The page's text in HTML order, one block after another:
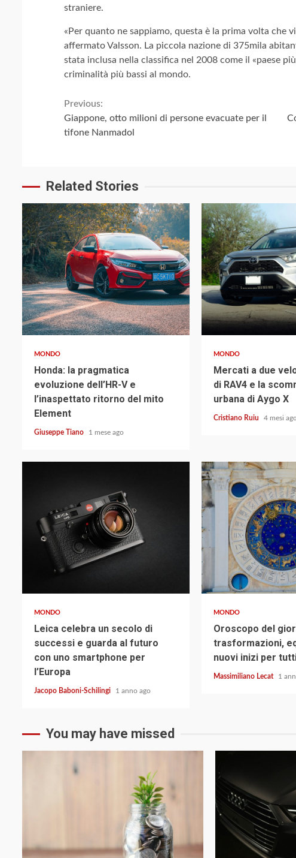
straniere.
«Per quanto ne sappiamo, questa è la prima volta che
affermato Valsson. La piccola nazione di 375mila
stata inclusa nella classifica nel 2008 come il «paese
criminalità più bassi al mondo.
Continue
Reading
Previous:
Giappone, otto milioni di persone evacuate per il
tifone Nanmadol
Related Stories
4 min read
MONDO
Honda: la pragmatica
evoluzione dell’HR-V e
l’inaspettato ritorno del mito
Element
Giuseppe Tiano 1 mese ago
4 min read
MONDO
Mercati a due
di RAV4 e la
urbana di Aygo X
Cristiano Ruiu 4 mesi
MONDO
Leica celebra un secolo di
successi e guarda al futuro
con uno smartphone per
l’Europa
Jacopo Baboni-Schilingi 1 anno ago
3 min read
MONDO
Oroscopo del
trasformazioni,
nuovi inizi per
Massimiliano Lecat 1
You may have missed